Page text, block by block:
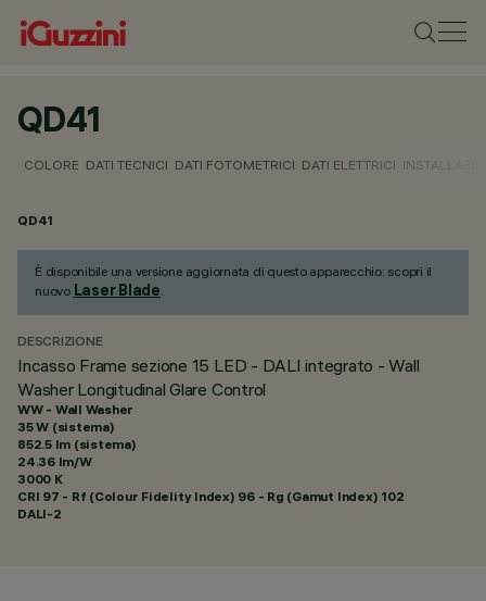
QD41
COLORE DATI TECNICI DATI FOTOMETRICI DATI ELETTRICI
QD41
È disponibile una versione aggiornata di questo apparecchio: scopri il
nuovo Laser Blade.
DESCRIZIONE
Incasso Frame sezione 15 LED - DALI integrato - Wall
Washer Longitudinal Glare Control
WW - Wall Washer
35 W (sistema)
852.5 lm (sistema)
24.36 lm/W
3000 K
CRI 97 - Rf (Colour Fidelity Index) 96 - Rg (Gamut Index) 102
DALI-2